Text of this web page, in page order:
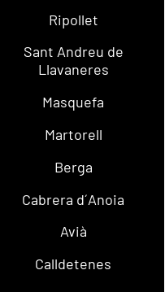
Ripollet
Sant Andreu de
Llavaneres
Masquefa
Martorell
Berga
Cabrera d´Anoia
Avià
Calldetenes